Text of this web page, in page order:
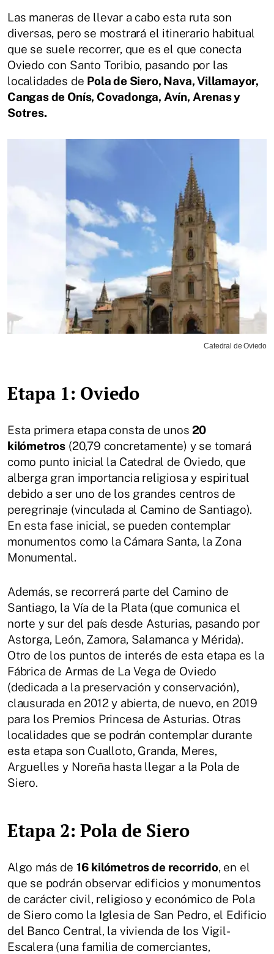
Las maneras de llevar a cabo esta ruta son
diversas, pero se mostrará el itinerario habitual
que se suele recorrer, que es el que conecta
Oviedo con Santo Toribio, pasando por las
localidades de Pola de Siero, Nava, Villamayor,
Cangas de Onís, Covadonga, Avín, Arenas y
Sotres.
Catedral de Oviedo
Etapa 1: Oviedo
Esta primera etapa consta de unos 20
kilómetros (20,79 concretamente) y se tomará
como punto inicial la Catedral de Oviedo, que
alberga gran importancia religiosa y espiritual
debido a ser uno de los grandes centros de
peregrinaje (vinculada al Camino de Santiago).
En esta fase inicial, se pueden contemplar
monumentos como la Cámara Santa, la Zona
Monumental.
Además, se recorrerá parte del Camino de
Santiago, la Vía de la Plata (que comunica el
norte y sur del país desde Asturias, pasando por
Astorga, León, Zamora, Salamanca y Mérida).
Otro de los puntos de interés de esta etapa es la
Fábrica de Armas de La Vega de Oviedo
(dedicada a la preservación y conservación),
clausurada en 2012 y abierta, de nuevo, en 2019
para los Premios Princesa de Asturias. Otras
localidades que se podrán contemplar durante
esta etapa son Cualloto, Granda, Meres,
Arguelles y Noreña hasta llegar a la Pola de
Siero.
Etapa 2: Pola de Siero
Algo más de 16 kilómetros de recorrido, en el
que se podrán observar edificios y monumentos
de carácter civil, religioso y económico de Pola
de Siero como la Iglesia de San Pedro, el Edificio
del Banco Central, la vivienda de los Vigil-
Escalera (una familia de comerciantes,